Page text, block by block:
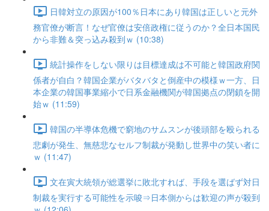
日韓対立の原因が100％日本にあり韓国は正しいと元外
務官僚が断言！なぜ官僚は安倍政権に従うのか？全日本国民
から非難＆突っ込み殺到ｗ (10:38)
統計操作をしない限りは目標達成は不可能と韓国政府関
係者が自白？韓国企業がバタバタと倒産中の模様ｗ一方、日
本企業の韓国事業縮小で日系金融機関が韓国拠点の閉鎖を開
始ｗ (11:59)
韓国の半導体危機で窮地のサムスンが後頭部を殴られる
悲劇が発生、無慈悲なセルフ制裁が発動し世界中の笑い者に
ｗ (11:47)
文在寅大統領が総選挙に敗北すれば、手段を選ばず対日
制裁を実行する可能性を示唆⇒日本側からは歓迎の声が殺到